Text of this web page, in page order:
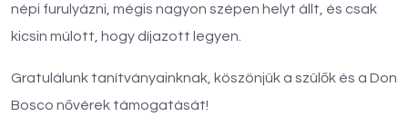
népi furulyázni, mégis nagyon szépen helyt állt, és csak
kicsin múlott, hogy díjazott legyen.
Gratulálunk tanítványainknak, köszönjük a szülők és a Don
Bosco nővérek támogatását!